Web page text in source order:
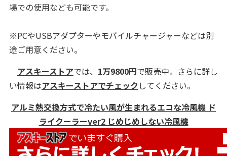
場での使用なども可能です。
※PCやUSBアダプターやモバイルチャージャーなどは別
途ご用意ください。
アスキーストアでは、 1万9800円で販売中。さらに詳し
い情報はアスキーストアでチェックしてください。
アルミ熱交換方式で冷たい風が生まれるエコな冷風機 ド
ライクーラーver2 じめじめしない冷風機